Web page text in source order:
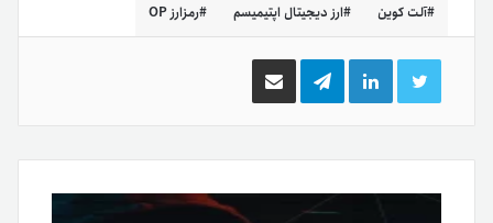
آلت کوین ارز دیجیتال اپتیمیسم رمزارز OP
توییتر لینکدینتلگرام اشتراک
گذاری
ایمیل